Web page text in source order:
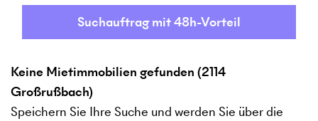
Suchauftrag mit 48h-Vorteil
Keine Mietimmobilien gefunden (2114
Großrußbach)
Speichern Sie Ihre Suche und werden Sie über die